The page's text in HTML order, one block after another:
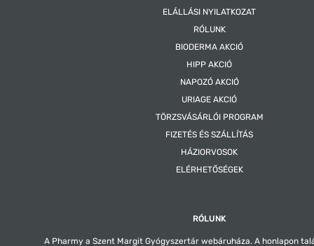
ELÁLLÁSI NYILATKOZAT
RÓLUNK
BIODERMA AKCIÓ
HIPP AKCIÓ
NAPOZÓ AKCIÓ
URIAGE AKCIÓ
TÖRZSVÁSÁRLÓI PROGRAM
FIZETÉS ÉS SZÁLLÍTÁS
HÁZIORVOSOK
ELÉRHETŐSÉGEK
RÓLUNK
A Pharmy a Szent Margit Gyógyszertár webáruháza. A honlapon